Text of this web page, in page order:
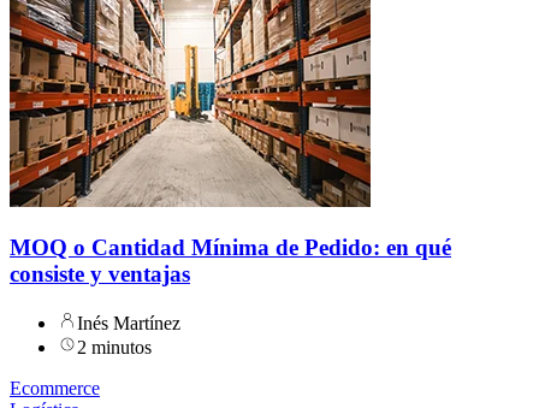
MOQ o Cantidad Mínima de Pedido: en qué
consiste y ventajas
Inés Martínez
2 minutos
Ecommerce